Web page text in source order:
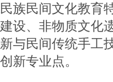
民族民间文化教育
建设、非物质文化
新与民间传统手工
创新专业点。